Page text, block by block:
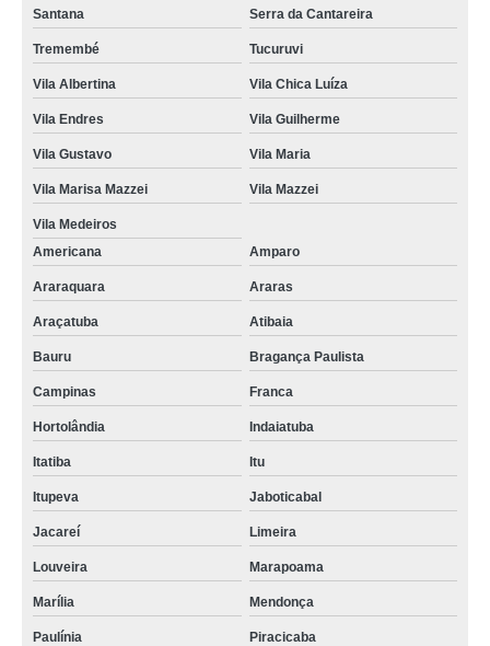
Santana Serra da Cantareira
Tremembé Tucuruvi
Vila Albertina Vila Chica Luíza
Vila Endres Vila Guilherme
Vila Gustavo Vila Maria
Vila Marisa Mazzei Vila Mazzei
Vila Medeiros
Americana
Amparo
Araraquara Araras
Araçatuba Atibaia
Bauru Bragança Paulista
Campinas Franca
Hortolândia Indaiatuba
Itatiba Itu
Itupeva Jaboticabal
Jacareí Limeira
Louveira Marapoama
Marília Mendonça
Paulínia Piracicaba